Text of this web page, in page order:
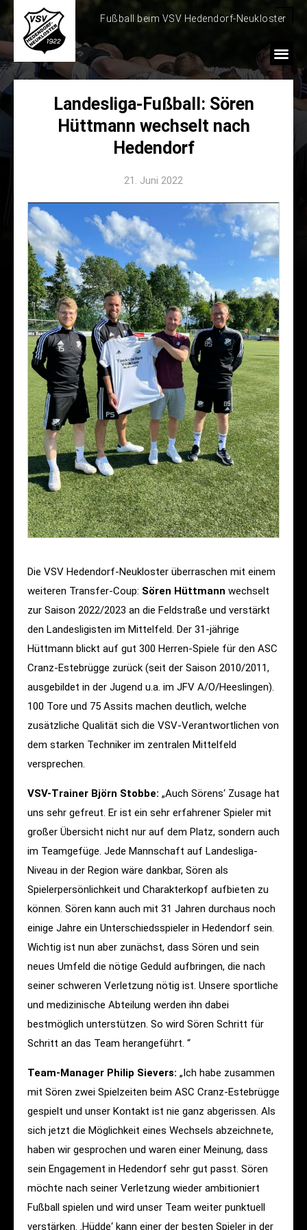
Fußball beim VSV Hedendorf-Neukloster
Landesliga-Fußball: Sören
Hüttmann wechselt nach
Hedendorf
21. Juni 2022
Die VSV Hedendorf-Neukloster überraschen mit einem
weiteren Transfer-Coup: Sören Hüttmann wechselt
zur Saison 2022/2023 an die Feldstraße und verstärkt
den Landesligisten im Mittelfeld. Der 31-jährige
Hüttmann blickt auf gut 300 Herren-Spiele für den ASC
Cranz-Estebrügge zurück (seit der Saison 2010/2011,
ausgebildet in der Jugend u.a. im JFV A/O/Heeslingen).
100 Tore und 75 Assits machen deutlich, welche
zusätzliche Qualität sich die VSV-Verantwortlichen von
dem starken Techniker im zentralen Mittelfeld
versprechen.
VSV-Trainer Björn Stobbe: „Auch Sörens‘ Zusage hat
uns sehr gefreut. Er ist ein sehr erfahrener Spieler mit
großer Übersicht nicht nur auf dem Platz, sondern auch
im Teamgefüge. Jede Mannschaft auf Landesliga-
Niveau in der Region wäre dankbar, Sören als
Spielerpersönlichkeit und Charakterkopf aufbieten zu
können. Sören kann auch mit 31 Jahren durchaus noch
einige Jahre ein Unterschiedsspieler in Hedendorf sein.
Wichtig ist nun aber zunächst, dass Sören und sein
neues Umfeld die nötige Geduld aufbringen, die nach
seiner schweren Verletzung nötig ist. Unsere sportliche
und medizinische Abteilung werden ihn dabei
bestmöglich unterstützen. So wird Sören Schritt für
Schritt an das Team herangeführt. “
Team-Manager Philip Sievers: „Ich habe zusammen
mit Sören zwei Spielzeiten beim ASC Cranz-Estebrügge
gespielt und unser Kontakt ist nie ganz abgerissen. Als
sich jetzt die Möglichkeit eines Wechsels abzeichnete,
haben wir gesprochen und waren einer Meinung, dass
sein Engagement in Hedendorf sehr gut passt. Sören
möchte nach seiner Verletzung wieder ambitioniert
Fußball spielen und wird unser Team weiter punktuell
verstärken. ‚Hüdde‘ kann einer der besten Spieler in der